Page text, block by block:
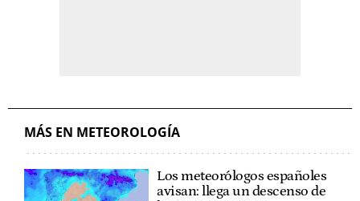
MÁS EN METEOROLOGÍA
Los meteorólogos españoles
avisan: llega un descenso de